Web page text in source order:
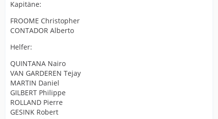
Kapitäne:
FROOME Christopher
CONTADOR Alberto
Helfer:
QUINTANA Nairo
VAN GARDEREN Tejay
MARTIN Daniel
GILBERT Philippe
ROLLAND Pierre
GESINK Robert